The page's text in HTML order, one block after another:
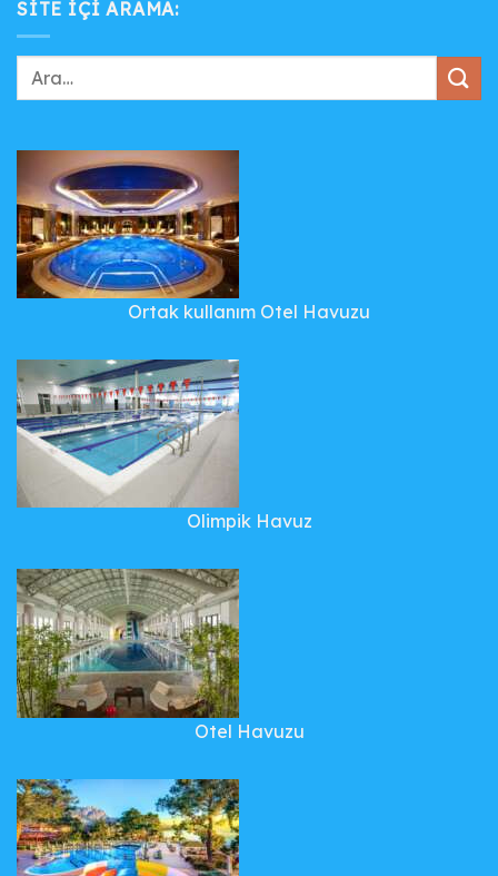
SITE IÇI ARAMA:
Ortak kullanım Otel Havuzu
Olimpik Havuz
Otel Havuzu